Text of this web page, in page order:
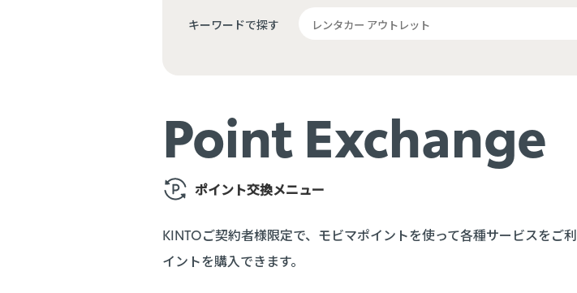
キーワードで探す
Point Exchange
ポイント交換メニュー
KINTOご契約者様限定で、モビマポイントを使って各種サービスをご
イントを購入できます。